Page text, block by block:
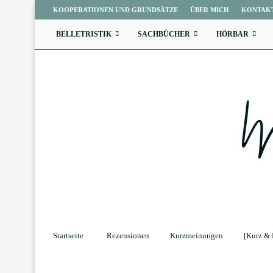
KOOPERATIONEN UND GRUNDSÄTZE ÜBER MICH
BELLETRISTIK SACHBÜCHER HÖRBAR
Startseite Rezensionen Kurzmeinungen [Kurz &